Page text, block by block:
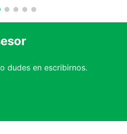
dudes en escribirnos.